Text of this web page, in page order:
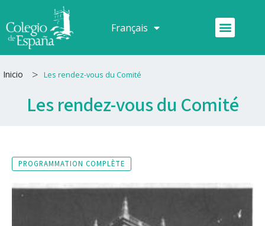
au
contenu
Français
Español Menu
Inicio > Les rendez-vous du Comité
Les rendez-vous du Comité
PROGRAMMATION COMPLÈTE